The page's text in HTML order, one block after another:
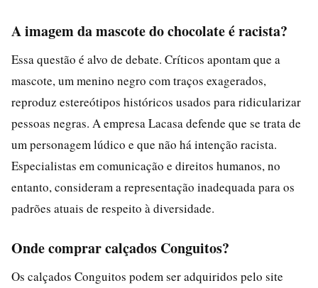
A imagem da mascote do chocolate é racista?
Essa questão é alvo de debate. Críticos apontam que a
mascote, um menino negro com traços exagerados,
reproduz estereótipos históricos usados para ridicularizar
pessoas negras. A empresa Lacasa defende que se trata de
um personagem lúdico e que não há intenção racista.
Especialistas em comunicação e direitos humanos, no
entanto, consideram a representação inadequada para os
padrões atuais de respeito à diversidade.
Onde comprar calçados Conguitos?
Os calçados Conguitos podem ser adquiridos pelo site